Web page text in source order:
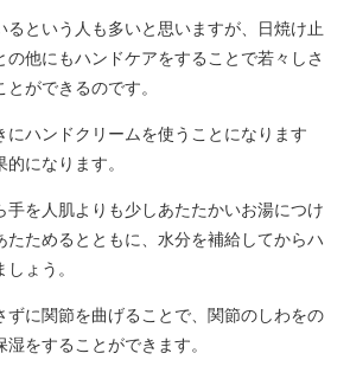
るという人も多いと思いますが、日焼け止
の他にもハンドケアをすることで若々しさ
ができるのです。
にハンドクリームを使うことになります
になります。
手を人肌よりも少しあたたかいお湯につけ
たためるとともに、水分を補給してからハ
ょう。
ずに関節を曲げることで、関節のしわをの
をすることができます。